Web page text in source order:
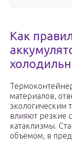
Как
материалов,
экологическим
влияют резкие
катаклизмы.
объемом, в